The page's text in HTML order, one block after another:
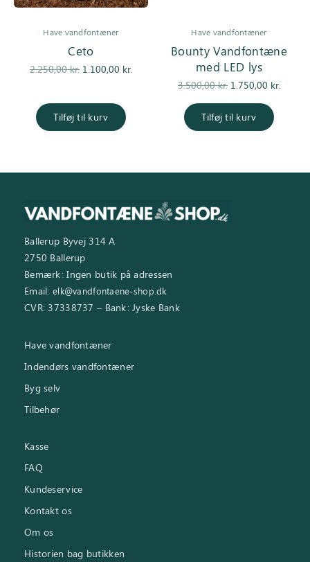
Have vandfontæner
Ceto
2.250,00kr.
Den
2.250,00 kr..
1.100,00 kr.
aktuelle pris
Tilføj til kurv
Have vandfontæner
Bounty Vandfontæne
med LED lys
3.500,00kr.
Den
pris var:
3.500,00 kr..
1.750,00 kr.
Tilføj til kurv
Ballerup Byvej 314 A
2750 Ballerup
Bemærk: Ingen butik på adressen
Email: elk@vandfontaene-shop.dk
CVR: 37338737 – Bank: Jyske Bank
Have vandfontæner
Indendørs vandfontæner
Byg selv
Tilbehør
Kasse
FAQ
Kundeservice
Kontakt os
Om os
Historien bag butikken